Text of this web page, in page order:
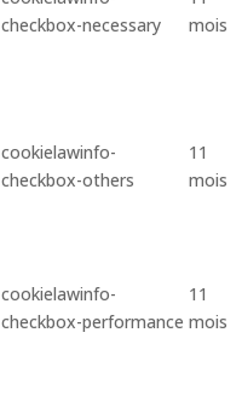
checkbox-necessary
mois
cookielawinfo-
checkbox-others
11
mois
cookielawinfo-
checkbox-performance
11
mois